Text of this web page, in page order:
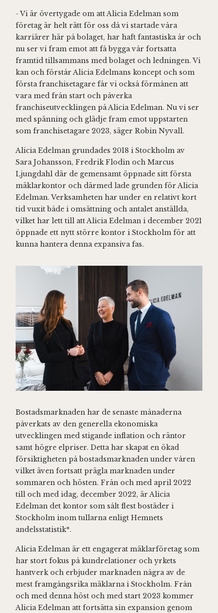
- Vi är övertygade om att Alicia Edelman som
företag är helt rätt för oss då vi startade våra
karriärer här på bolaget, har haft fantastiska år och
nu ser vi fram emot att få bygga vår fortsatta
framtid tillsammans med bolaget och ledningen. Vi
kan och förstår Alicia Edelmans koncept och som
första franchisetagare får vi också förmånen att
vara med från start och påverka
franchiseutvecklingen på Alicia Edelman. Nu vi ser
med spänning och glädje fram emot uppstarten
som franchisetagare 2023, säger Robin Nyvall.
Alicia Edelman grundades 2018 i Stockholm av
Sara Johansson, Fredrik Flodin och Marcus
Ljungdahl där de gemensamt öppnade sitt första
mäklarkontor och därmed lade grunden för Alicia
Edelman. Verksamheten har under en relativt kort
tid vuxit både i omsättning och antalet anställda,
vilket har lett till att Alicia Edelman i december 2021
öppnade ett nytt större kontor i Stockholm för att
kunna hantera denna expansiva fas.
Bostadsmarknaden har de senaste månaderna
påverkats av den generella ekonomiska
utvecklingen med stigande inflation och räntor
samt högre elpriser. Detta har skapat en ökad
försiktigheten på bostadsmarknaden under våren
vilket även fortsatt prägla marknaden under
sommaren och hösten. Från och med april 2022
till och med idag, december 2022, är Alicia
Edelman det kontor som sålt flest bostäder i
Stockholm inom tullarna enligt Hemnets
andelsstatistik*.
Alicia Edelman är ett engagerat mäklarföretag som
har stort fokus på kundrelationer och yrkets
hantverk och erbjuder marknaden några av de
mest framgångsrika mäklarna i Stockholm. Från
och med denna höst och med start 2023 kommer
Alicia Edelman att fortsätta sin expansion genom